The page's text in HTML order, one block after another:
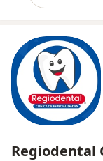
Regiodental